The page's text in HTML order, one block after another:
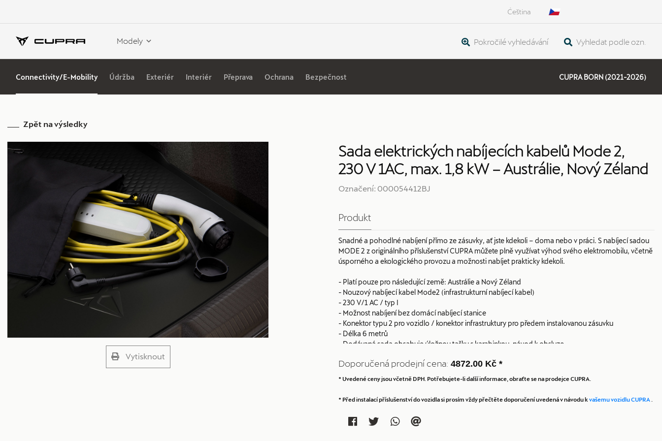
Čeština
Modely Pokročilé vyhledávání Vyhledat podle ozn.
Connectivity/E-Mobility Údržba Exteriér Interiér Přeprava Ochrana Bezpečnost CUPRA BORN (2021-2026)
Zpět na výsledky
Vytisknout
Sada elektrických nabíjecích kabelů Mode 2,
230 V 1AC, max. 1,8 kW – Austrálie, Nový Zéland
Označení: 000054412BJ
Produkt
Snadné a pohodlné nabíjení přímo ze zásuvky, ať jste kdekoli – doma nebo v práci. S nabíjecí sadou
MODE 2 z originálního příslušenství CUPRA můžete plně využívat výhod svého elektromobilu, včetně
úsporného a ekologického provozu a možnosti nabíjet prakticky kdekoli.
- Platí pouze pro následující země: Austrálie a Nový Zéland
- Nouzový nabíjecí kabel Mode2 (infrastrukturní nabíjecí kabel)
- 230 V/1 AC / typ I
- Možnost nabíjení bez domácí nabíjecí stanice
- Konektor typu 2 pro vozidlo / konektor infrastruktury pro předem instalovanou zásuvku
- Délka 6 metrů
- Dodávaná sada obsahuje úložnou tašku s karabinkou, návod k obsluze
Doporučená prodejní cena: 4872.00 Kč *
* Uvedené ceny jsou včetně DPH. Potřebujete-li další informace, obraťte se na prodejce CUPRA.
* Před instalací příslušenství do vozidla si prosím vždy přečtěte doporučení uvedená v návodu k vašemu vozidlu CUPRA